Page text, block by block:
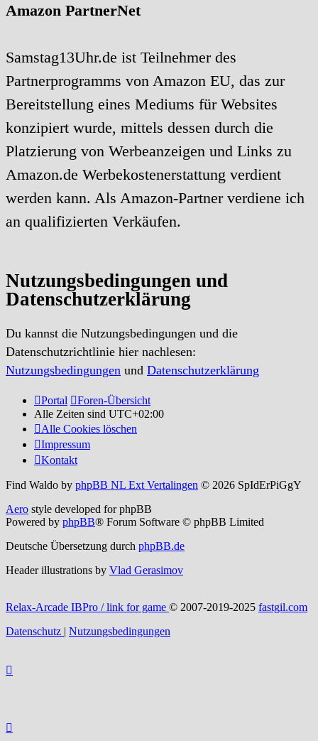
Amazon PartnerNet
Samstag13Uhr.de ist Teilnehmer des
Partnerprogramms von Amazon EU, das zur
Bereitstellung eines Mediums für Websites
konzipiert wurde, mittels dessen durch die
Platzierung von Werbeanzeigen und Links zu
Amazon.de Werbekostenerstattung verdient
werden kann. Als Amazon-Partner verdiene ich
an qualifizierten Verkäufen.
Nutzungsbedingungen und
Datenschutzerklärung
Du kannst die Nutzungsbedingungen und die
Datenschutzrichtlinie hier nachlesen:
Nutzungsbedingungen und Datenschutzerklärung
Portal
Foren-Übersicht
Alle Zeiten sind UTC+02:00
Alle Cookies löschen
Impressum
Kontakt
Find Waldo by phpBB NL Ext Vertalingen © 2026 SpIdErPiGgY
Aero style developed for phpBB
Powered by phpBB® Forum Software © phpBB Limited
Deutsche Übersetzung durch phpBB.de
Header illustrations by Vlad Gerasimov
Relax-Arcade IBPro / link for game © 2007-2019-2025 fastgil.com
Datenschutz | Nutzungsbedingungen